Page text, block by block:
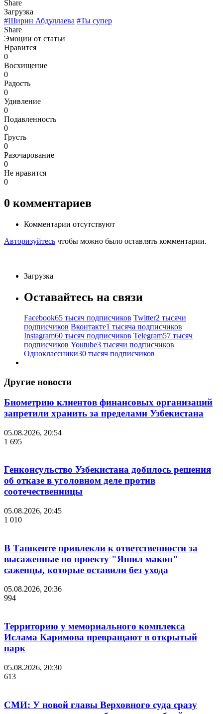
Share
Загрузка
#Ширин Абдуллаева #Ты супер
Share
Эмоции от статьи
Нравится
0
Восхищение
0
Радость
0
Удивление
0
Подавленность
0
Грусть
0
Разочарование
0
Не нравится
0
0 комментариев
Комментарии отсутствуют
Авторизуйтесь чтобы можно было оставлять комментарии.
Загрузка
Оставайтесь на связи
Facebook65 тысяч подписчиков Twitter2 тысячи
подписчиков Вконтакте1 тысяча подписчиков
Instagram60 тысяч подписчиков Telegram57 тысяч
подписчиков Youtube3 тысячи подписчиков
Одноклассники30 тысяч подписчиков
Другие новости
Биометрию клиентов финансовых организаций
запретили хранить за пределами Узбекистана
05.08.2026, 20:54
1 695
Генконсульство Узбекистана добилось решения
об отказе в уголовном деле против
соотечественницы
05.08.2026, 20:45
1 010
В Ташкенте привлекли к ответственности за
высаженные по проекту "Яшил макон"
саженцы, которые оставили без ухода
05.08.2026, 20:36
994
Территорию у мемориального комплекса
Ислама Каримова превращают в открытый
парк
05.08.2026, 20:30
613
СМИ: У новой главы Верховного суда сразу